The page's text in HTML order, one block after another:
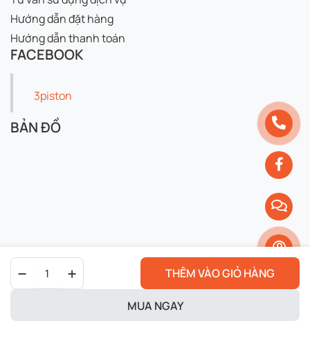
Titan
F150
THÊM VÀO GIỎ HÀNG
MUA NGAY
Hướng dẫn đặt hàng
Hướng dẫn thanh toán
FACEBOOK
3piston
BẢN ĐỒ
Copyright 2024 © 3piston. All right reserved.